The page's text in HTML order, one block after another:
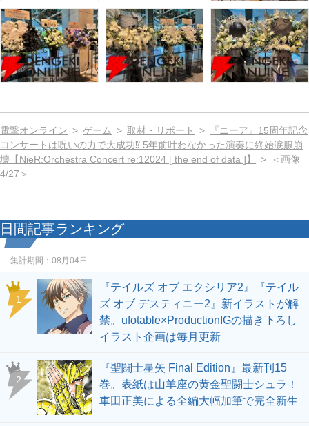
電撃オンライン ゲーム 取材・リポート
『ニーア』15周年記念
コンサートは呪いの力で大成功⁉ 5年前叶わなかった演奏に終始涙腺崩
壊【NieR:Orchestra Concert re:12024 [ the end of data ]】
＜画像
4/27＞
日間記事ランキング
集計期間： 08月04日
1
『テイルズ オブ エクシリア2』『テイル
ズ オブ デスティニー2』新イラストが解
禁。ufotable×ProductionIGの描き下ろし
イラスト企画は毎月更新
2
『聖闘士星矢 Final Edition』最新刊15
巻。表紙は山羊座の黄金聖闘士シュラ！
車田正美による全編大幅加筆で完全新生